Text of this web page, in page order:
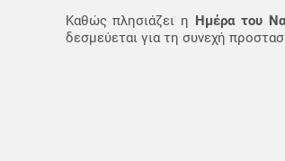
Καθώς πλησιάζει η Ημέρα του
δεσμεύεται για τη συνεχή